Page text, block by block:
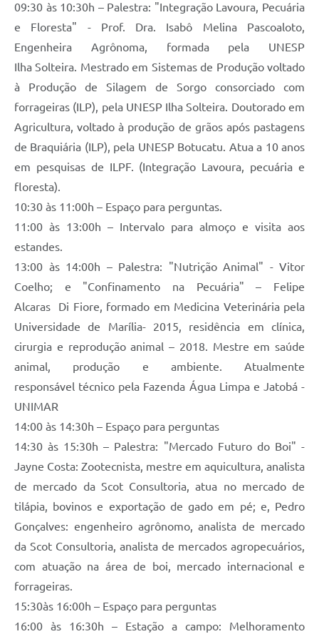
09:30 às 10:30h – Palestra: "Integração Lavoura, Pecuária
e Floresta" - Prof. Dra. Isabô Melina Pascoaloto,
Engenheira Agrônoma, formada pela UNESP
Ilha Solteira. Mestrado em Sistemas de Produção voltado
à Produção de Silagem de Sorgo consorciado com
forrageiras (ILP), pela UNESP Ilha Solteira. Doutorado em
Agricultura, voltado à produção de grãos após pastagens
de Braquiária (ILP), pela UNESP Botucatu. Atua a 10 anos
em pesquisas de ILPF. (Integração Lavoura, pecuária e
floresta).
10:30 às 11:00h – Espaço para perguntas.
11:00 às 13:00h – Intervalo para almoço e visita aos
estandes.
13:00 às 14:00h – Palestra: "Nutrição Animal" - Vitor
Coelho; e "Confinamento na Pecuária" – Felipe
Alcaras Di Fiore, formado em Medicina Veterinária pela
Universidade de Marília- 2015, residência em clínica,
cirurgia e reprodução animal – 2018. Mestre em saúde
animal, produção e ambiente. Atualmente
responsável técnico pela Fazenda Água Limpa e Jatobá -
UNIMAR
14:00 às 14:30h – Espaço para perguntas
14:30 às 15:30h – Palestra: "Mercado Futuro do Boi" -
Jayne Costa: Zootecnista, mestre em aquicultura, analista
de mercado da Scot Consultoria, atua no mercado de
tilápia, bovinos e exportação de gado em pé; e, Pedro
Gonçalves: engenheiro agrônomo, analista de mercado
da Scot Consultoria, analista de mercados agropecuários,
com atuação na área de boi, mercado internacional e
forrageiras.
15:30às 16:00h – Espaço para perguntas
16:00 às 16:30h – Estação a campo: Melhoramento